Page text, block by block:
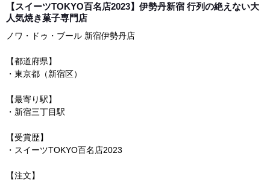
【スイーツTOKYO百名店2023】伊勢丹新宿 行列の絶えない大
人気焼き菓子専門店
ノワ・ドゥ・ブール 新宿伊勢丹店
【都道府県】
・東京都（新宿区）
【最寄り駅】
・新宿三丁目駅
【受賞歴】
・スイーツTOKYO百名店2023
【注文】